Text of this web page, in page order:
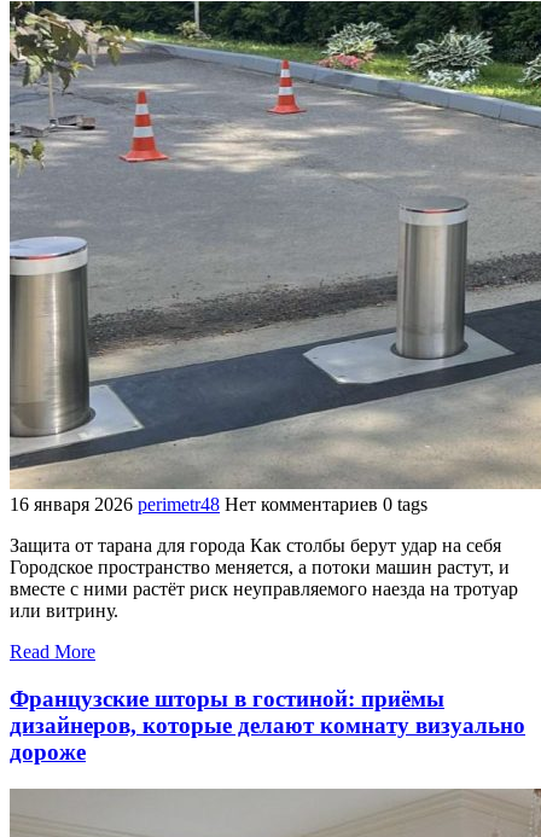
16 января 2026 perimetr48 Нет комментариев 0 tags
Защита от тарана для города Как столбы берут удар на себя
Городское пространство меняется, а потоки машин растут, и
вместе с ними растёт риск неуправляемого наезда на тротуар
или витрину.
Read More
Французские шторы в гостиной: приёмы
дизайнеров, которые делают комнату визуально
дороже